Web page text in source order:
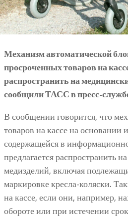
Механизм автоматической
просроченных товаров на
распространить на
сообщили ТАСС в пресс-
В сообщении говорится, что
товаров на кассе на основании
содержащейся в
предлагается распространить
медизделий, включая
маркировке кресла-коляски.
на кассе, если они, например,
обороте или при истечении